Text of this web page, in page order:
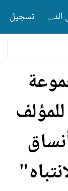
تسجيل الدخول تسجيل